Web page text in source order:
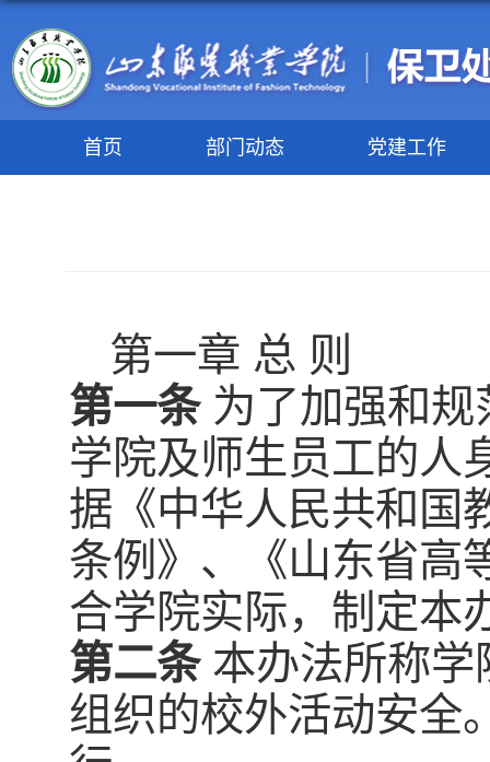
首页 部门动态 党建工作
第一章 总 则
第一条为了加强和规
学院及师生员工的人
据《中华人民共和国
条例》、《山东省高
合学院实际，制定本
第二条本办法所称学
组织的校外活动安全